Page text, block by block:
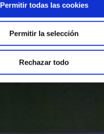
Permitir todas las cookies
Permitir la selección
Rechazar todo